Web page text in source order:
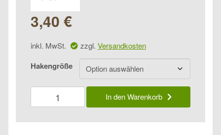
3,40 €
inkl. MwSt. zzgl. Versandkosten
Hakengröße
Jenzi
Classic
Diamond
In den Warenkorb